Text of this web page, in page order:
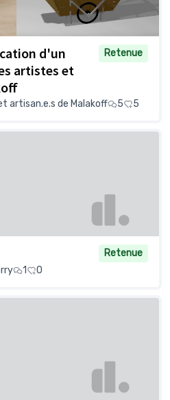
d'un
artistes et
Retenue
artisan.e.s de Malakoff 5 5
Retenue
1 0